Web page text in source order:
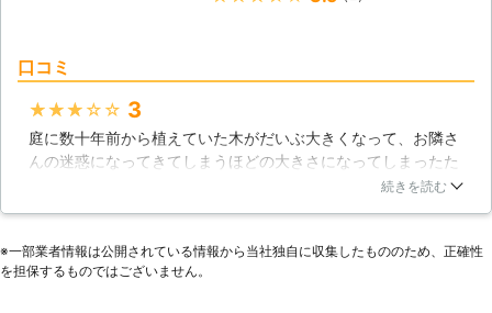
口コミ
★★★★★ 3
庭に数十年前から植えていた木がだいぶ大きくなって、お隣さ
んの迷惑になってきてしまうほどの大きさになってしまったた
め伐採を決意しました。長年成長を見守ってきただけ胸が痛み
ありがとうございました。
続きを読む
※⼀部業者情報は公開されている情報から当社独⾃に収集したもののため、正確性
を担保するものではございません。